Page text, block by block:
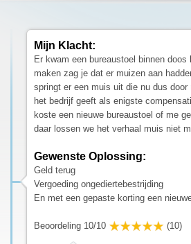
Mijn Klacht:
Er kwam een bureaustoel binnen doos
maken zag je dat er muizen aan
springt er een muis uit die nu dus door
het bedrijf geeft als enigste
koste een nieuwe bureaustoel of me
daar lossen we het verhaal muis niet
Gewenste Oplossing:
Geld terug
Vergoeding ongediertebestrijding
En met een gepaste korting een
Beoordeling 10/10 (10)